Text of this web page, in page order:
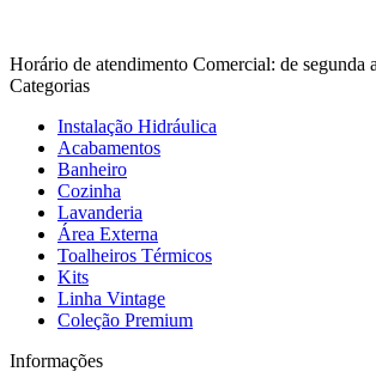
Horário de atendimento Comercial: de segunda
Categorias
Instalação Hidráulica
Acabamentos
Banheiro
Cozinha
Lavanderia
Área Externa
Toalheiros Térmicos
Kits
Linha Vintage
Coleção Premium
Informações